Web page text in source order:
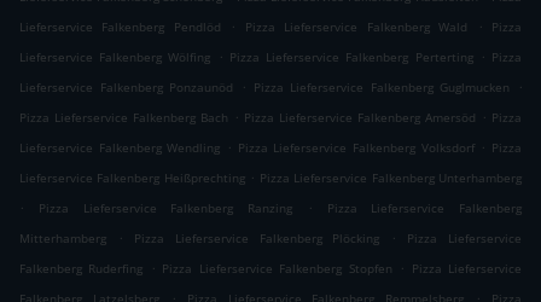
Lieferservice Falkenberg Pendlöd
. Pizza Lieferservice Falkenberg Wald .
Pizza
Lieferservice Falkenberg Wölfing
. Pizza Lieferservice Falkenberg Perterting . Pizza
Lieferservice Falkenberg Ponzaunöd
. Pizza Lieferservice Falkenberg Guglmucken
.
Pizza Lieferservice Falkenberg Bach . Pizza Lieferservice Falkenberg Amersöd . Pizza
Lieferservice Falkenberg Wendling . Pizza Lieferservice Falkenberg Volksdorf . Pizza
Lieferservice Falkenberg Heißprechting . Pizza Lieferservice Falkenberg Unterhamberg
.
Pizza Lieferservice Falkenberg Ranzing .
Pizza Lieferservice Falkenberg
Mitterhamberg
. Pizza Lieferservice Falkenberg Plöcking .
Pizza Lieferservice
Falkenberg Ruderfing
. Pizza Lieferservice Falkenberg Stopfen . Pizza Lieferservice
. .